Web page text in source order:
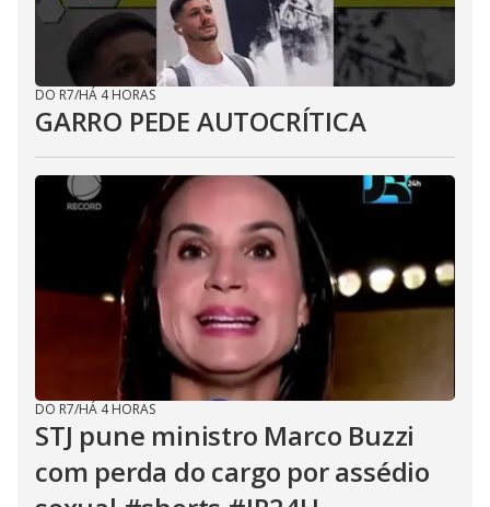
DO R7/HÁ 4 HORAS
GARRO PEDE AUTOCRÍTICA
DO R7/HÁ 4 HORAS
STJ pune ministro Marco Buzzi
com perda do cargo por assédio